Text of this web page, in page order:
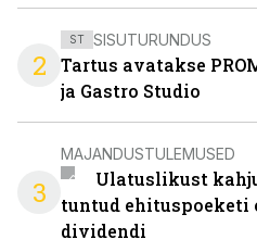
2
ST SISUTURUNDUS
Tartus avatakse
ja Gastro Studio
3
MAJANDUSTULEMUSED
Ulatuslikust
tuntud ehituspoeketi
dividendi